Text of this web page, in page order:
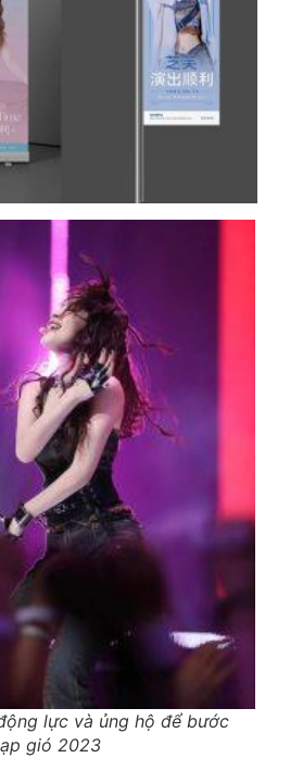
lực và ủng hộ để bước
gió 2023